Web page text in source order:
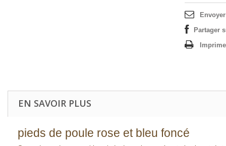
Partager
EN SAVOIR PLUS
pieds de poule rose et bleu foncé